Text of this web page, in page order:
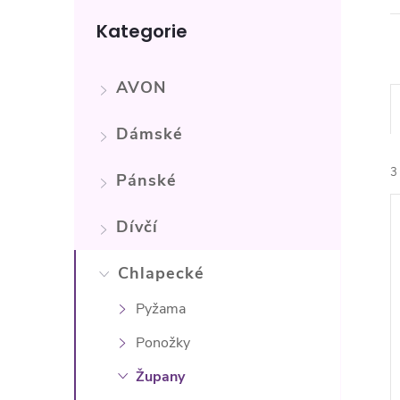
kategorie
Kategorie
AVON
Dámské
Pánské
Dívčí
Chlapecké
Pyžama
Ponožky
Župany
a3